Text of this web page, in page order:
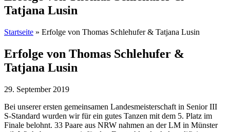
Tatjana Lusin
Startseite » Erfolge von Thomas Schlehufer & Tatjana Lusin
Erfolge von Thomas Schlehufer &
Tatjana Lusin
29. September 2019
Bei unserer ersten gemeinsamen Landesmeisterschaft in Senior III
S-Standard wurden wir für ein gutes Tanzen mit dem 5. Platz im
Finale belohnt. 33 Paare aus NRW nahmen an der LM in Münster